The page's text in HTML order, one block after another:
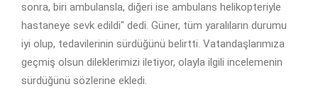
sonra, biri ambulansla, diğeri ise ambulans helikopteriyle
hastaneye sevk edildi" dedi. Güner, tüm yaralıların durumu
iyi olup, tedavilerinin sürdüğünü belirtti. Vatandaşlarımıza
geçmiş olsun dileklerimizi iletiyor, olayla ilgili incelemenin
sürdüğünü sözlerine ekledi.